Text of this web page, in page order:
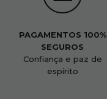
PAGAMENTOS 100%
SEGUROS
Confiança e paz de
espírito